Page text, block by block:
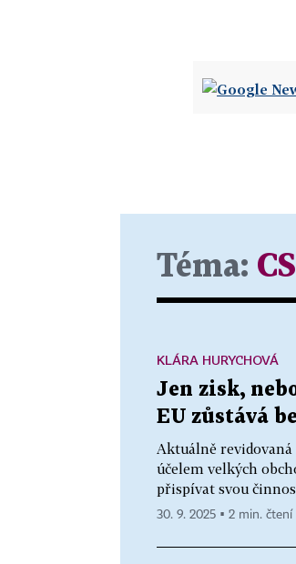
Téma:
Jen zisk,
EU zůstává
Aktuálně
účelem velkých
přispívat svou
KLÁRA HURYCHOVÁ
30. 9. 2025 ▪ 2 min. čtení